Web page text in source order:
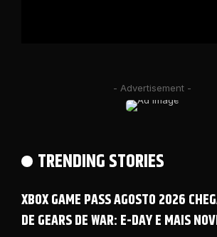
- Advertisement -
TRENDING STORIES
XBOX GAME PASS AGOSTO 2026
DE GEARS DE WAR: E-DAY E MAIS